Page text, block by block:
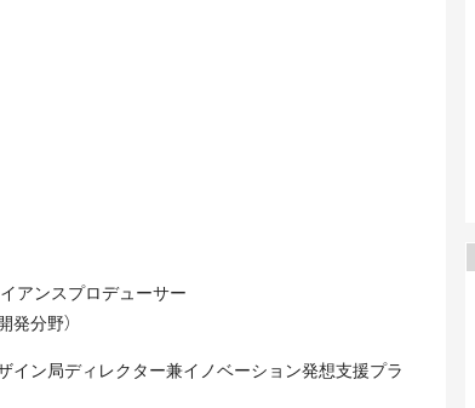
アンスプロデューサー
発分野）
イン局ディレクター兼イノベーション発想支援プラ